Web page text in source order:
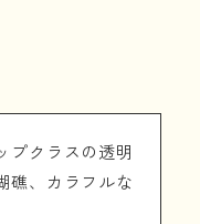
プクラスの透明
礁、カラフルな